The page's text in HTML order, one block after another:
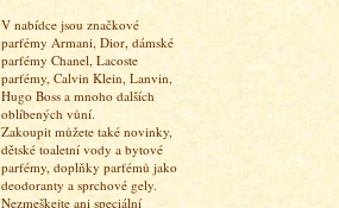
V nabídce jsou značkové
parfémy Armani, Dior, dámské
parfémy Chanel, Lacoste
parfémy, Calvin Klein, Lanvin,
Hugo Boss a mnoho dalších
oblíbených vůní.
Zakoupit můžete také novinky,
dětské toaletní vody a bytové
parfémy, doplňky parfémů jako
deodoranty a sprchové gely.
Nezmeškejte ani speciální